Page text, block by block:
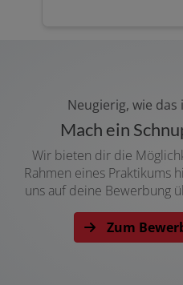
Neugierig, wie das
Mach ein
Wir bieten dir die
Rahmen eines Praktikums
uns auf deine Bewerbung
Zum